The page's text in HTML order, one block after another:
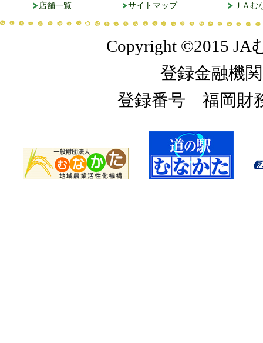
店舗一覧 サイトマップ ＪＡ
Copyright ©2015 JA
登録金融機
登録番号 福岡財